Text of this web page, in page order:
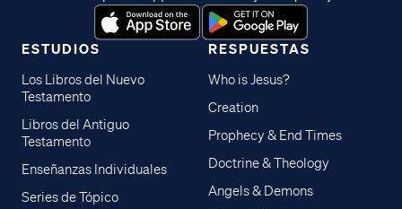
ESTUDIOS
Los Libros del Nuevo
Testamento
Libros del Antiguo
Testamento
Enseñanzas Individuales
Series de Tópico
RESPUESTAS
Who is Jesus?
Creation
Prophecy & End Times
Doctrine & Theology
Angels & Demons